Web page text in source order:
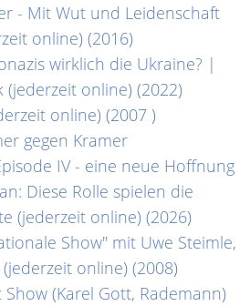
- Mit Wut und Leidenschaft
online) (2016)
wirklich die Ukraine? |
(jederzeit online) (2022)
online) (2007 )
gegen Kramer
IV - eine neue Hoffnung
Diese Rolle spielen die
(jederzeit online) (2026)
Show" mit Uwe Steimle,
online) (2008)
(Karel Gott, Rademann)